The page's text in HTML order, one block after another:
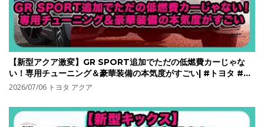
【新型アクア激変】GR SPORT追加でただの低燃費カーじゃな
い！専用チューニング＆豪華装備の本気度がすごい| #トヨタ #ア
クア #toyotaaqua
2026/07/06 トヨタ アクア